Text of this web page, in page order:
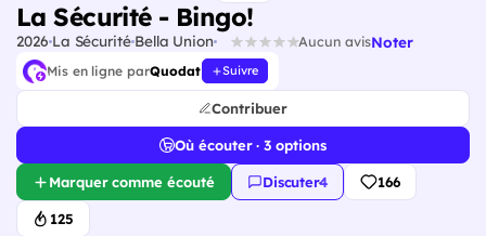
La Sécurité - Bingo!
2026 La SécuritéBella Union Aucun avisNoter
Mis en ligne parQuodat Suivre
Contribuer
Où écouter · 3 options
Marquer comme écouté Discuter·4 166
125